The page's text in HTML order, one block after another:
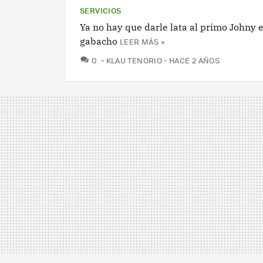
SERVICIOS
Ya no hay que darle lata al primo Johny
gabacho LEER MÁS »
0 COMENTARIOS
KLAU TENORIO HACE 2 AÑOS